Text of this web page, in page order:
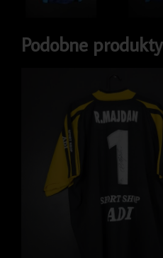
Podobne produkty